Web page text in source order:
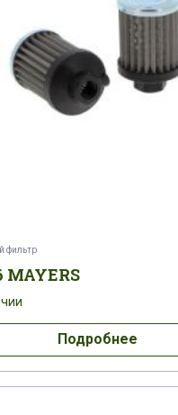
фильтр
MAYERS
Подробнее